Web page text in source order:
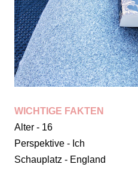
WICHTIGE FAKTEN
Alter - 16
Perspektive - Ich
Schauplatz - England